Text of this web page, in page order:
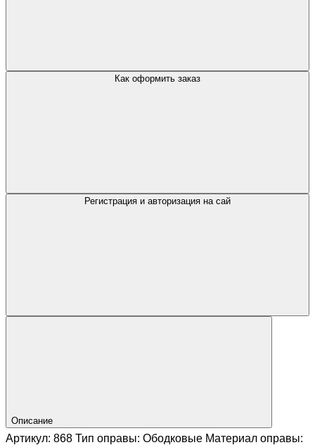
Как оформить заказ
Регистрация и авторизация на сай
Описание
Артикул: 868 Тип оправы: Ободковые Материал оправы: